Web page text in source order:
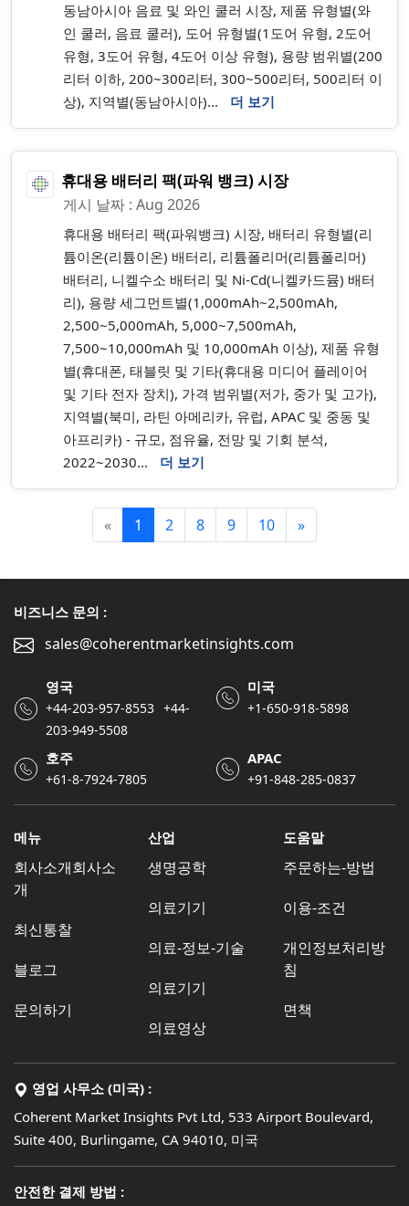
동남아시아 음료 및 와인 쿨러 시장, 제품 유형별(와
인 쿨러, 음료 쿨러), 도어 유형별(1도어 유형, 2도어
유형, 3도어 유형, 4도어 이상 유형), 용량 범위별(200
리터 이하, 200~300리터, 300~500리터, 500리터 이
상), 지역별(동남아시아)...
더 보기
휴대용 배터리 팩(파워 뱅크) 시장
게시 날짜 : Aug 2026
휴대용 배터리 팩(파워뱅크) 시장, 배터리 유형별(리
튬이온(리튬이온) 배터리, 리튬폴리머(리튬폴리머)
배터리, 니켈수소 배터리 및 Ni-Cd(니켈카드뮴) 배터
리), 용량 세그먼트별(1,000mAh~2,500mAh,
2,500~5,000mAh, 5,000~7,500mAh,
7,500~10,000mAh 및 10,000mAh 이상), 제품 유형
별(휴대폰, 태블릿 및 기타(휴대용 미디어 플레이어
및 기타 전자 장치), 가격 범위별(저가, 중가 및 고가),
지역별(북미, 라틴 아메리카, 유럽, APAC 및 중동 및
아프리카) - 규모, 점유율, 전망 및 기회 분석,
2022~2030...
더 보기
« 1 2 8 9 10 »
비즈니스 문의 :
sales@coherentmarketinsights.com
영국
+44-203-957-8553 +44-
203-949-5508
미국
+1-650-918-5898
호주
+61-8-7924-7805
APAC
+91-848-285-0837
메뉴
회사소개회사소
개
최신통찰
블로그
문의하기
산업
생명공학
의료기기
의료-정보-기술
의료기기
의료영상
도움말
주문하는-방법
이용-조건
개인정보처리방
침
면책
영업 사무소 (미국) :
Coherent Market Insights Pvt Ltd, 533 Airport Boulevard,
Suite 400, Burlingame, CA 94010, 미국
안전한 결제 방법 :